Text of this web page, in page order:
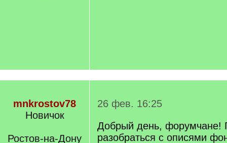
mnkrostov78
Новичок
Ростов-на-Дону
26 фев. 16:25
Добрый день, форумчане!
разобраться с описями